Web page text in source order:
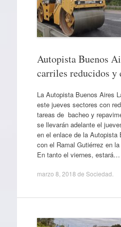
Autopista Buenos
carriles reducidos y
La Autopista Buenos Aires
este jueves sectores con
tareas de bacheo y
se llevarán adelante el
en el enlace de la Autopista
con el Ramal Gutiérrez en
En tanto el viernes, estará…
marzo 8, 2018 de Sociedad